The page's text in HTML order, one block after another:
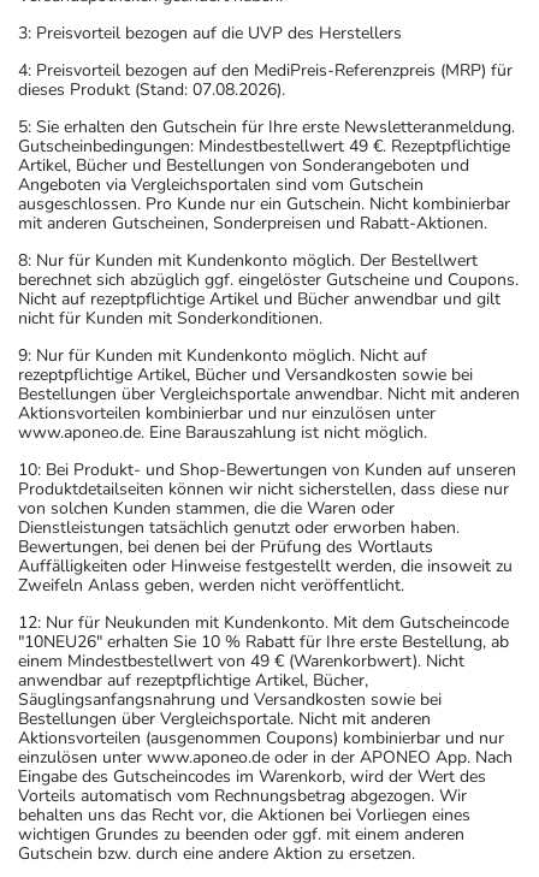
Das Arzneimittel muss nach Anbruch/Zubereitung
innerhalb der nächsten Stunde verbraucht werden!
Diese Angabe gilt nur für die zubereitete Suspension.
Wichtige Hinweise
Was sollten Sie beachten?
- Eine gute Stoffwechseleinstellung und engmaschige
Überwachung während der Schwangerschaft ist
unbedingt erforderlich.
- Vorsicht bei Allergie gegen Maisstärke!
Fleisch)!
- Vorsicht bei Allergie gegen Bindemittel (z.B.
Carboxymethylcellulose mit der E-Nummer E 466)!
Wenn Sie eine Diabetes-Diät einhalten müssen, sollten
Sie den Zuckergehalt berücksichtigen.
- Es kann Arzneimittel geben, mit denen
Wechselwirkungen auftreten. Sie sollten deswegen
generell vor der Behandlung mit einem neuen
Arzneimittel jedes andere, das Sie bereits anwenden,
dem Arzt oder Apotheker angeben. Das gilt auch für
Arzneimittel, die Sie selbst kaufen, nur gelegentlich
anwenden oder deren Anwendung schon einige Zeit
zurückliegt.
Bitte verwenden Sie dieses Arzneimittel nicht mehr nach
dem auf der Packung oder der Umverpackung
angegebenen Verfallsdatum. Das Verfallsdatum bezieht
sich auf den letzten Tag des angegebenen Monats.
3: Preisvorteil bezogen auf die UVP des Herstellers
4: Preisvorteil bezogen auf den MediPreis-Referenzpreis (MRP) für
dieses Produkt (Stand: 07.08.2026).
5: Sie erhalten den Gutschein für Ihre erste Newsletteranmeldung.
Gutscheinbedingungen: Mindestbestellwert 49 €. Rezeptpflichtige
Artikel, Bücher und Bestellungen von Sonderangeboten und
Angeboten via Vergleichsportalen sind vom Gutschein
ausgeschlossen. Pro Kunde nur ein Gutschein. Nicht kombinierbar
mit anderen Gutscheinen, Sonderpreisen und Rabatt-Aktionen.
8: Nur für Kunden mit Kundenkonto möglich. Der Bestellwert
berechnet sich abzüglich ggf. eingelöster Gutscheine und Coupons.
Nicht auf rezeptpflichtige Artikel und Bücher anwendbar und gilt
nicht für Kunden mit Sonderkonditionen.
9: Nur für Kunden mit Kundenkonto möglich. Nicht auf
rezeptpflichtige Artikel, Bücher und Versandkosten sowie bei
Bestellungen über Vergleichsportale anwendbar. Nicht mit anderen
Aktionsvorteilen kombinierbar und nur einzulösen unter
www.aponeo.de. Eine Barauszahlung ist nicht möglich.
10: Bei Produkt- und Shop-Bewertungen von Kunden auf unseren
Produktdetailseiten können wir nicht sicherstellen, dass diese nur
von solchen Kunden stammen, die die Waren oder
Dienstleistungen tatsächlich genutzt oder erworben haben.
Bewertungen, bei denen bei der Prüfung des Wortlauts
Auffälligkeiten oder Hinweise festgestellt werden, die insoweit zu
Zweifeln Anlass geben, werden nicht veröffentlicht.
12: Nur für Neukunden mit Kundenkonto. Mit dem Gutscheincode
"10NEU26" erhalten Sie 10 % Rabatt für Ihre erste Bestellung, ab
einem Mindestbestellwert von 49 € (Warenkorbwert). Nicht
anwendbar auf rezeptpflichtige Artikel, Bücher,
Säuglingsanfangsnahrung und Versandkosten sowie bei
Bestellungen über Vergleichsportale. Nicht mit anderen
Aktionsvorteilen (ausgenommen Coupons) kombinierbar und nur
einzulösen unter www.aponeo.de oder in der APONEO App. Nach
Eingabe des Gutscheincodes im Warenkorb, wird der Wert des
Vorteils automatisch vom Rechnungsbetrag abgezogen. Wir
behalten uns das Recht vor, die Aktionen bei Vorliegen eines
wichtigen Grundes zu beenden oder ggf. mit einem anderen
Gutschein bzw. durch eine andere Aktion zu ersetzen.